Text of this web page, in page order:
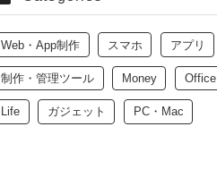
Web・App制作 スマホ アプリ
制作・管理ツール Money Office
Life ガジェット PC・Mac